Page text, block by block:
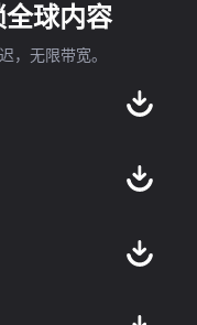
球内容
，无限带宽。